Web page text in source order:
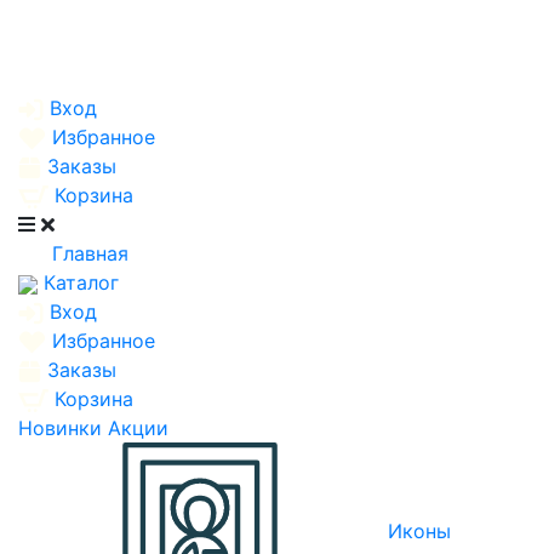
Вход
Избранное
Заказы
Корзина
Главная
Каталог
Вход
Избранное
Заказы
Корзина
Новинки Акции
Иконы